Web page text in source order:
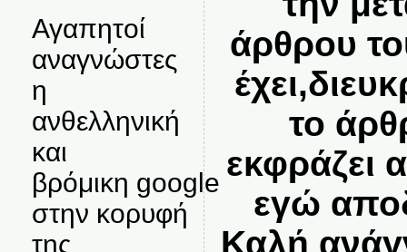
Αγαπητοί
αναγνώστες
η
ανθελληνική
και
βρόμικη google
στην κορυφή
της
άρθρου
το
εκφράζει
εγώ
Καλή